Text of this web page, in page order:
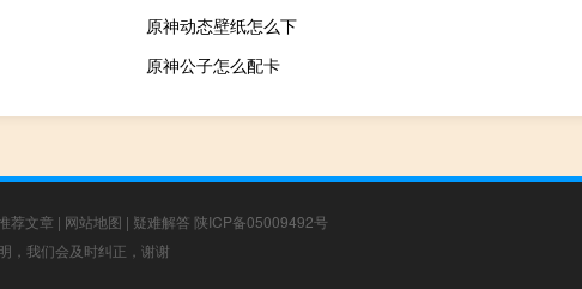
原神动态壁纸怎么下
原神公子怎么配卡
荐文章 | 网站地图 | 疑难解答 陕ICP备05009492号
，我们会及时纠正，谢谢